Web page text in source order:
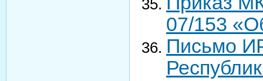
07/153
Письмо